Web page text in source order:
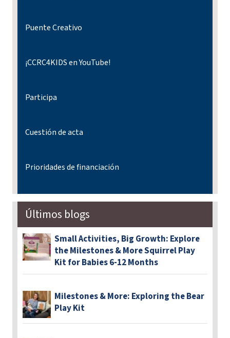
Puente Creativo
¡CCRC4KIDS en YouTube!
Participa
Cuestión de acta
Prioridades de financiación
Últimos blogs
Small Activities, Big Growth: Explore
the Milestones & More Squirrel Play
Kit for Babies 6-12 Months
Milestones & More: Exploring the Bear
Play Kit